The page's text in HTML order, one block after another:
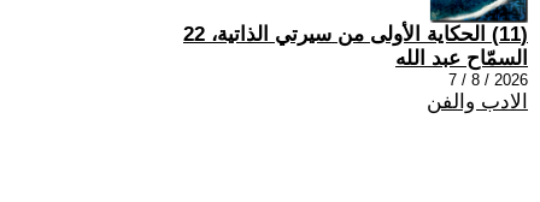
(11) الحكاية الأولى من سيرتي الذاتية، 22
السمّاح عبد الله
2026 / 8 / 7
الادب والفن